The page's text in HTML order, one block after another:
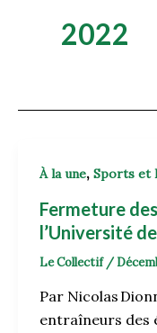
2022
À la une, Sports et
Fermeture
l’Université
Le Collectif /
Par Nicolas
entraîneurs des